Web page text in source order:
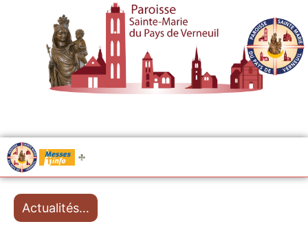
Messes
Actualités…